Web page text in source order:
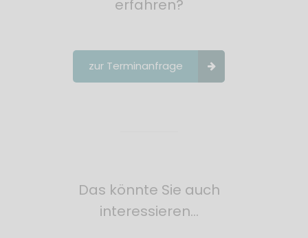
erfahren?
zur Terminanfrage
Das könnte Sie auch
interessieren…